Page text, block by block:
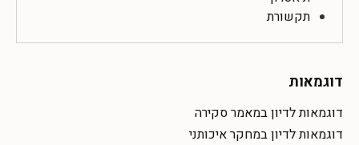
תקשורת
דוגמאות
דוגמאות לדיון במאמר סקירה
דוגמאות לדיון במחקר איכותני